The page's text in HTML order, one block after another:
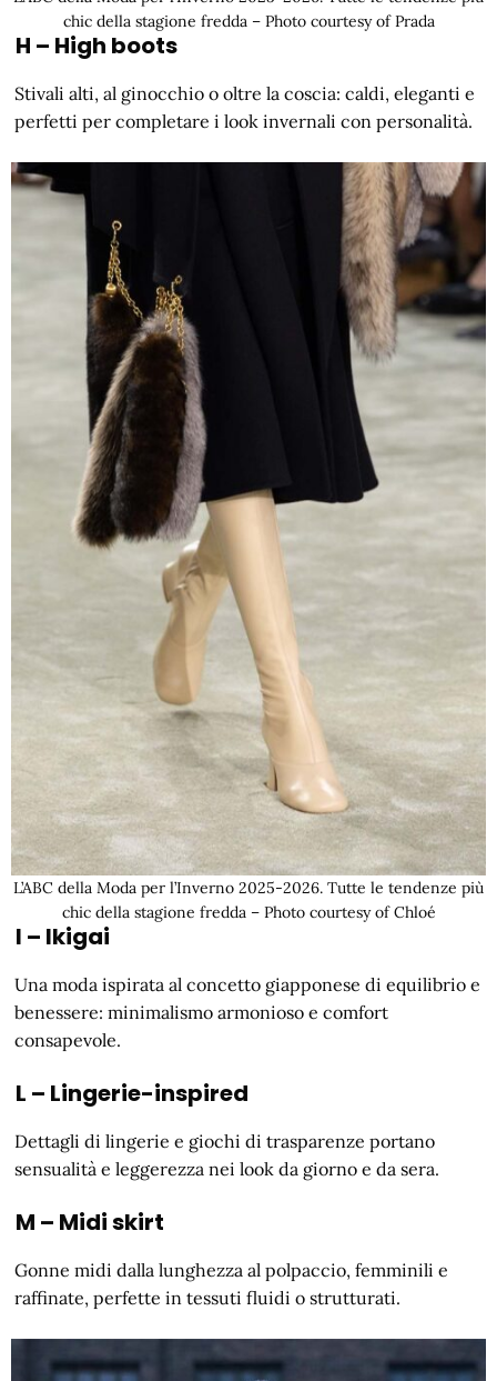
chic della stagione fredda – Photo courtesy of Prada
H – High boots
Stivali alti, al ginocchio o oltre la coscia: caldi, eleganti e
perfetti per completare i look invernali con personalità.
L’ABC della Moda per l’Inverno 2025-2026. Tutte le tendenze più
chic della stagione fredda – Photo courtesy of Chloé
I – Ikigai
Una moda ispirata al concetto giapponese di equilibrio e
benessere: minimalismo armonioso e comfort
consapevole.
L – Lingerie-inspired
Dettagli di lingerie e giochi di trasparenze portano
sensualità e leggerezza nei look da giorno e da sera.
M – Midi skirt
Gonne midi dalla lunghezza al polpaccio, femminili e
raffinate, perfette in tessuti fluidi o strutturati.